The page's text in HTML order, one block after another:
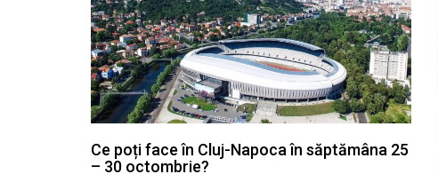
Ce poți face în Cluj-Napoca în săptămâna 25
– 30 octombrie?